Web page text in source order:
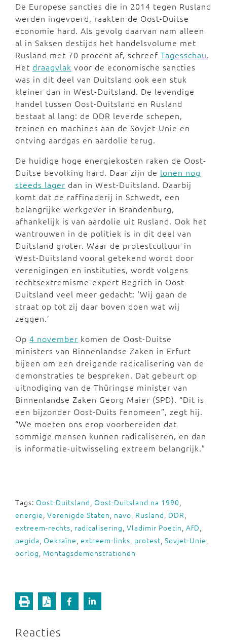
De Europese sancties die in 2014 tegen Rusland
werden ingevoerd, raakten de Oost-Duitse
economie hard. Als gevolg daarvan nam alleen
al in Saksen destijds het handelsvolume met
Rusland met 70 procent af, schreef Tagesschau.
Het draagvlak voor de economische sancties
was in dit deel van Duitsland ook een stuk
kleiner dan in West-Duitsland. De levendige
handel tussen Oost-Duitsland en Rusland
bestaat al lang: de DDR leverde schepen,
treinen en machines aan de Sovjet-Unie en
ontving aardgas en aardolie terug.
De huidige hoge energiekosten raken de Oost-
Duitse bevolking hard. Daar zijn de lonen nog
steeds lager dan in West-Duitsland. Daarbij
komt dat de raffinaderij in Schwedt, een
belangrijke werkgever in Brandenburg,
afhankelijk is van aardolie uit Rusland. Ook het
wantrouwen in de politiek is in dit deel van
Duitsland groter. Waar de protestcultuur in
West-Duitsland vooral getekend wordt door
verenigingen en instituties, wordt volgens
rechtsextremisme-expert Begrich in Oost-
Duitsland veel meer gedacht: ‘Wij gaan de
straat op tot zij daar boven doen wat wij
zeggen.’
Op 4 november komen de Oost-Duitse
ministers van Binnenlandse Zaken in Erfurt
bijeen om een dreigende radicalisering van de
demonstraties te bespreken. Dat gebeurt op
uitnodiging van de Thüringse minister van
Binnenlandse Zaken Georg Maier (SPD). “Dit is
een bijzonder Oost-Duits fenomeen”, zegt hij.
“We moeten ons erop voorbereiden dat
sommige mensen kunnen radicaliseren, en dan
is informatie-uitwisseling extreem belangrijk.”
Tags: Oost-Duitsland, Oost-Duitsland na 1990,
energie, Verenigde Staten, navo, Rusland, DDR,
extreem-rechts, radicalisering, Vladimir Poetin, AfD,
pegida, Oekraïne, extreem-links, protest, Sovjet-Unie,
oorlog, Montagsdemonstrationen
Reacties